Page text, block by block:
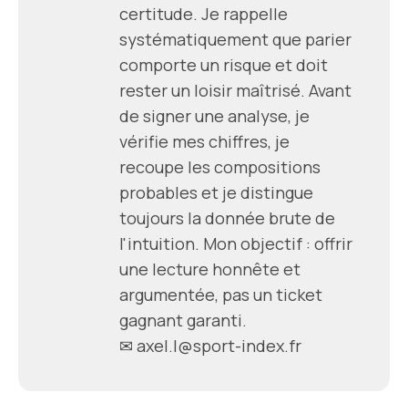
certitude. Je rappelle
systématiquement que parier
comporte un risque et doit
rester un loisir maîtrisé. Avant
de signer une analyse, je
vérifie mes chiffres, je
recoupe les compositions
probables et je distingue
toujours la donnée brute de
l'intuition. Mon objectif : offrir
une lecture honnête et
argumentée, pas un ticket
gagnant garanti.
✉ axel.l@sport-index.fr